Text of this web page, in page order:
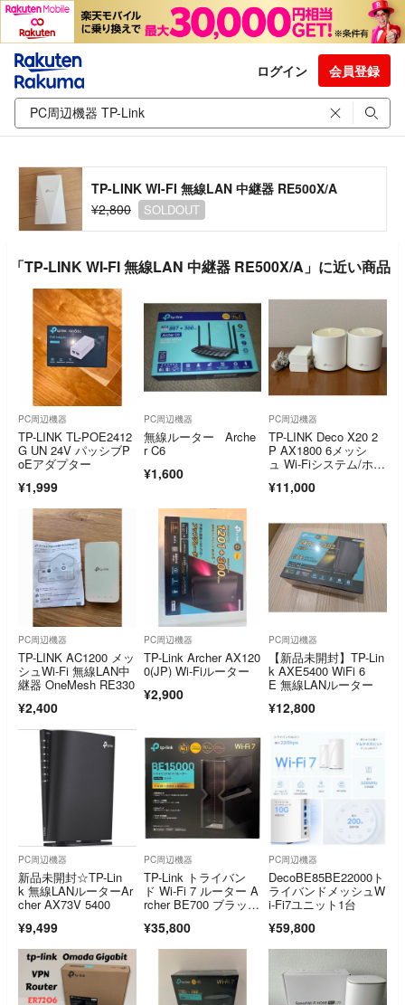
ログイン 会員登録
TP-LINK WI-FI 無線LAN 中継器 RE500X/A
¥2,800
SOLDOUT
「TP-LINK WI-FI 無線LAN 中継器 RE500X/A」に近い商品
PC周辺機器
TP-LINK TL-POE2412
G UN 24V パッシブP
oEアダプター
¥1,999
PC周辺機器
無線ルーター Arche
r C6
¥1,600
PC周辺機器
TP-LINK Deco X20 2
P AX1800 6メッシ
ュ Wi-Fiシステム/ホワ
¥11,000
PC周辺機器
TP-LINK AC1200 メッ
シュWi-Fi 無線LAN中
継器 OneMesh RE330
¥2,400
PC周辺機器
TP-Link Archer AX120
0(JP) Wi-Fiルーター
¥2,900
PC周辺機器
【新品未開封】TP-Lin
k AXE5400 WiFi 6
E 無線LANルーター
¥12,800
PC周辺機器
新品未開封☆TP-Lin
k 無線LANルーターAr
cher AX73V 5400
¥9,499
PC周辺機器
TP-Link トライバン
ド Wi-Fi 7 ルーター A
rcher BE700 ブラッ
電 電化製品 【中
古】 32607K54
¥35,800
PC周辺機器
DecoBE85BE22000ト
ライバンドメッシュW
i-Fi7ユニット1台
¥59,800